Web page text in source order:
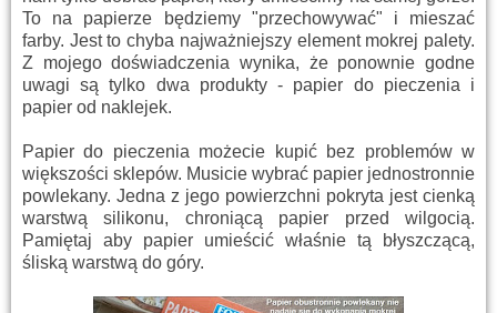
To na papierze będziemy "przechowywać" i mieszać
farby. Jest to chyba najważniejszy element mokrej palety.
Z mojego doświadczenia wynika, że ponownie godne
uwagi są tylko dwa produkty - papier do pieczenia i
papier od naklejek.
Papier do pieczenia możecie kupić bez problemów w
większości sklepów. Musicie wybrać papier jednostronnie
powlekany. Jedna z jego powierzchni pokryta jest cienką
warstwą silikonu, chroniącą papier przed wilgocią.
Pamiętaj aby papier umieścić właśnie tą błyszczącą,
śliską warstwą do góry.